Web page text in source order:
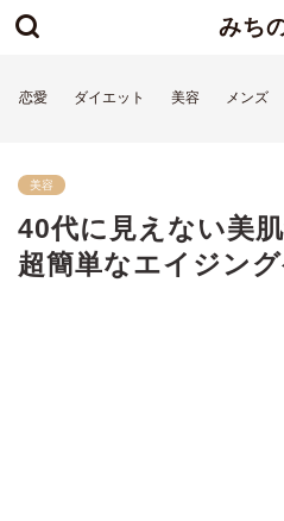
みち
恋愛 ダイエット 美容 メンズ
美容
40代に見えない美
超簡単なエイジン